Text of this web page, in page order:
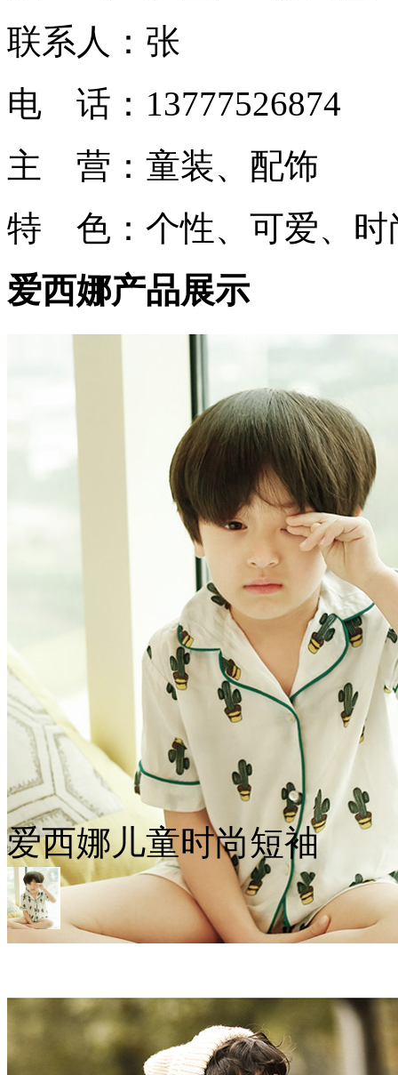
联系人：张
电 话：13777526874
主 营：童装、配饰
特 色：个性、可爱、时
爱西娜产品展示
爱西娜儿童时尚短袖